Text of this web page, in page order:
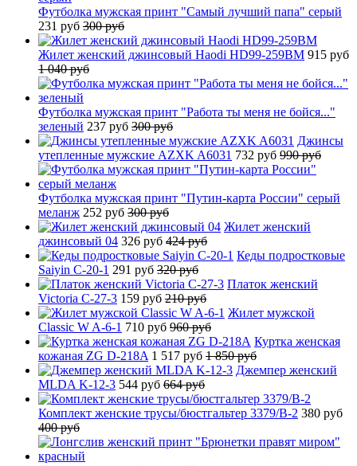
Футболка мужская принт "Самый лучший папа" серый
231 руб 300 руб
Жилет женский джинсовый Haodi HD99-259BM 915 руб
1 040 руб
Футболка мужская принт "Работа ты меня не бойся..."
зеленый 237 руб 300 руб
Джинсы
утепленные мужские AZXK A6031 732 руб 990 руб
Футболка мужская принт "Путин-карта России" серый
меланж 252 руб 300 руб
Жилет женский
джинсовый 04 326 руб 424 руб
Кеды подростковые
Saiyin C-20-1 291 руб 320 руб
Платок женский
Victoria C-27-3 159 руб 210 руб
Жилет мужской
Classic W A-6-1 710 руб 960 руб
Куртка женская
кожаная ZG D-218A 1 517 руб 1 850 руб
Джемпер женский
MLDA K-12-3 544 руб 664 руб
Комплект женские трусы/бюстгальтер 3379/B-2 380 руб
400 руб